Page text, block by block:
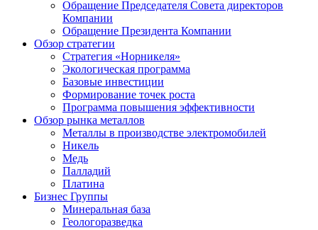
Обращение Председателя Совета директоров
Компании
Обращение Президента Компании
Обзор стратегии
Стратегия «Норникеля»
Экологическая программа
Базовые инвестиции
Формирование точек роста
Программа повышения эффективности
Обзор рынка металлов
Металлы в производстве электромобилей
Никель
Медь
Палладий
Платина
Бизнес Группы
Минеральная база
Геологоразведка